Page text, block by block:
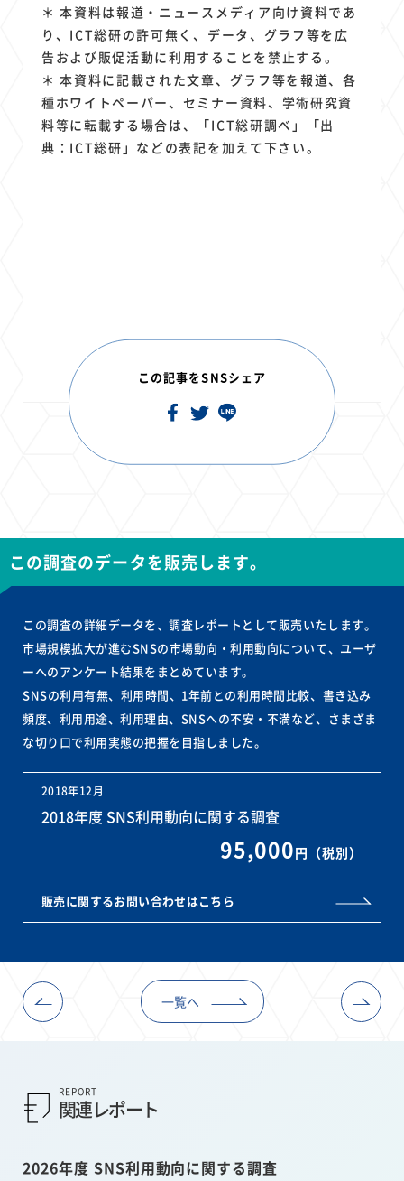
＊ 本資料は報道・ニュースメディア向け資料であ
り、ICT総研の許可無く、データ、グラフ等を広
告および販促活動に利用することを禁止する。
＊ 本資料に記載された文章、グラフ等を報道、各
種ホワイトペーパー、セミナー資料、学術研究資
料等に転載する場合は、「ICT総研調べ」「出
典：ICT総研」などの表記を加えて下さい。
この記事をSNSシェア
この調査のデータを販売します。
この調査の詳細データを、調査レポートとして販売いたします。
市場規模拡大が進むSNSの市場動向・利用動向について、ユーザ
ーへのアンケート結果をまとめています。
SNSの利用有無、利用時間、1年前との利用時間比較、書き込み
頻度、利用用途、利用理由、SNSへの不安・不満など、さまざま
な切り口で利用実態の把握を目指しました。
2018年12月
2018年度 SNS利用動向に関する調査
95,000円（税別）
販売に関するお問い合わせはこちら
一覧へ
REPORT
関連レポート
2026年度 SNS利用動向に関する調査